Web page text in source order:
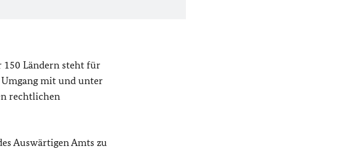
150 Ländern steht für
Umgang mit und unter
rechtlichen
Auswärtigen Amts zu